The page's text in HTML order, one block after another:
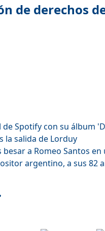
de derechos
Spotify con su álbum
la salida de Lorduy
a Romeo Santos en
argentino, a sus 82